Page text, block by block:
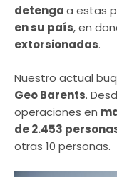
detengaa estas
en su país, en
extorsionadas.
Nuestro actual
Geo Barents.
operaciones en
de 2.453
otras 10 personas.